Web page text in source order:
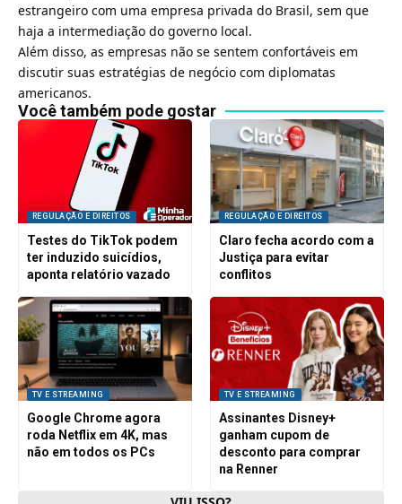
estrangeiro com uma empresa privada do Brasil, sem que
haja a intermediação do governo local.
Além disso, as empresas não se sentem confortáveis em
discutir suas estratégias de negócio com diplomatas
americanos.
Você também pode gostar
REGULAÇÃO E DIREITOS
Testes do TikTok podem
ter induzido suicídios,
aponta relatório vazado
REGULAÇÃO E DIREITOS
Claro fecha acordo com a
Justiça para evitar
conflitos
TV E STREAMING
Google Chrome agora
roda Netflix em 4K, mas
não em todos os PCs
TV E STREAMING
Assinantes Disney+
ganham cupom de
desconto para comprar
na Renner